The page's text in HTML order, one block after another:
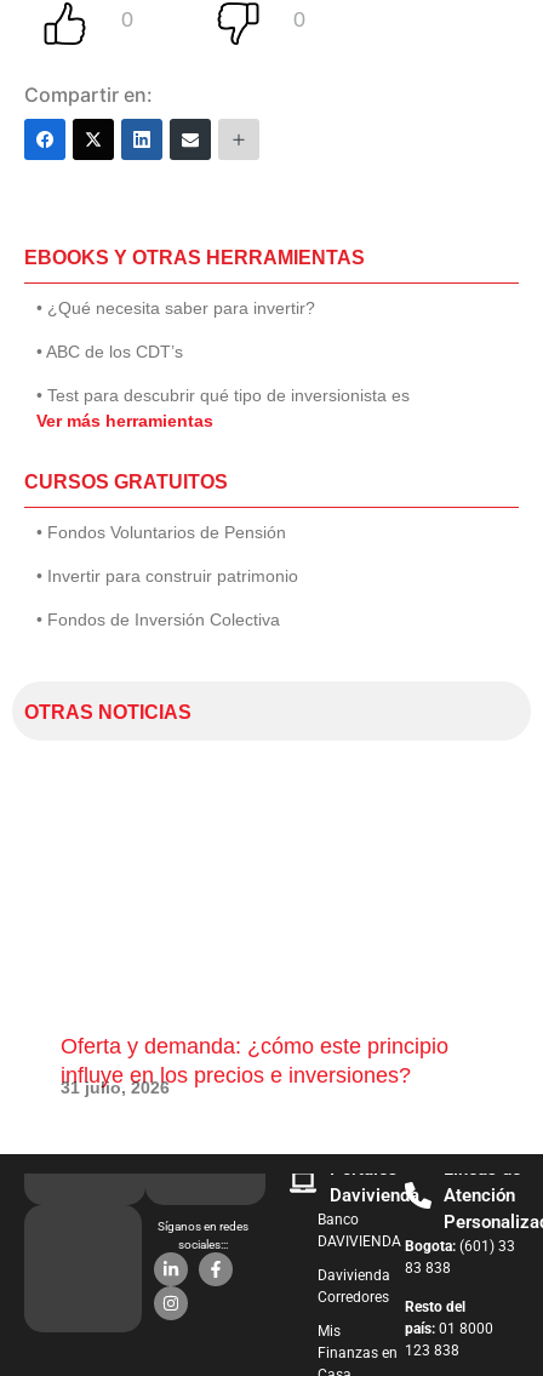
Compartir en:
EBOOKS Y OTRAS HERRAMIENTAS
• ¿Qué necesita saber para invertir?
• ABC de los CDT’s
• Test para descubrir qué tipo de inversionista es
Ver más herramientas
CURSOS GRATUITOS
• Fondos Voluntarios de Pensión
• Invertir para construir patrimonio
• Fondos de Inversión Colectiva
OTRAS NOTICIAS
Oferta y demanda: ¿cómo este principio
influye en los precios e inversiones?
31 julio, 2026
Síganos en redes
sociales:::
Portales
Davivienda
Banco
DAVIVIENDA
Davivienda
Corredores
Mis
Finanzas en
Líneas de
Atención
Bogota: (601) 33
83 838
Resto del
país: 01 8000
123 838